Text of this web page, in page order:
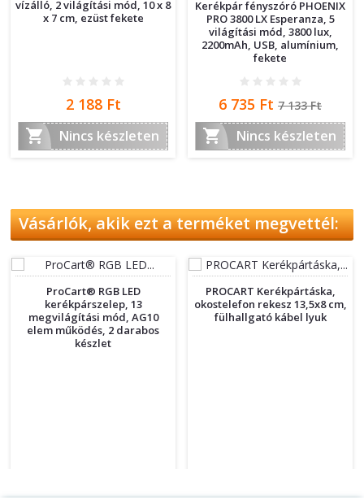
vízálló, 2 világítási mód, 10 x 8
x 7 cm, ezüst fekete
Ár
2 188 Ft

Nincs készleten
Kerékpár fényszóró PHOENIX
PRO 3800 LX Esperanza, 5
világítási mód, 3800 lux,
2200mAh, USB, alumínium,
fekete
Ár
6 735 Ft Normál
ár
7 133 Ft
 Nincs készleten
Vásárlók, akik ezt a terméket megvettél:
ProCart® RGB LED
kerékpárszelep, 13
megvilágítási mód, AG10
elem működés, 2 darabos
készlet
PROCART Kerékpártáska,
okostelefon rekesz 13,5x8 cm,
fülhallgató kábel lyuk